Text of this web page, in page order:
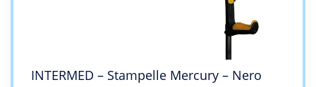
INTERMED – Stampelle Mercury – Nero